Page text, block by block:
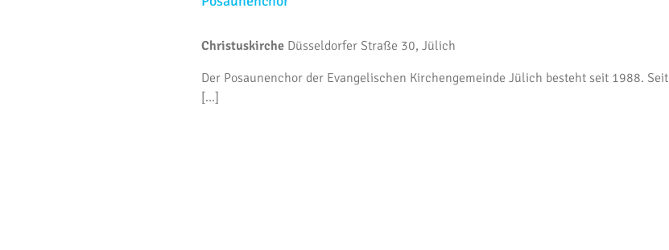
Christuskirche Düsseldorfer Straße 30, Jülich
Der Posaunenchor der Evangelischen Kirchengemeinde Jülich besteht seit 1988. Seit
[...]